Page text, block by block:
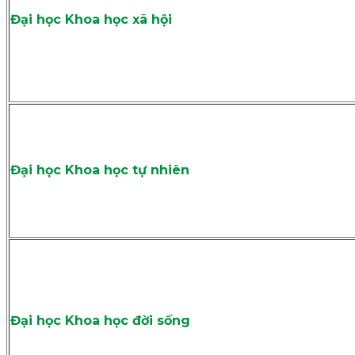
Đại học Khoa học xã hội
Đại học Khoa học tự nhiên
Đại học Khoa học đời sống